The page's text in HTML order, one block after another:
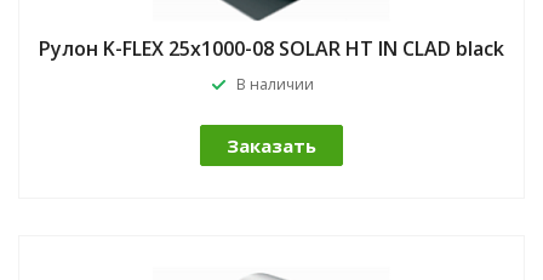
Рулон K-FLEX 25x1000-08 SOLAR HT IN CLAD black
В наличии
Заказать